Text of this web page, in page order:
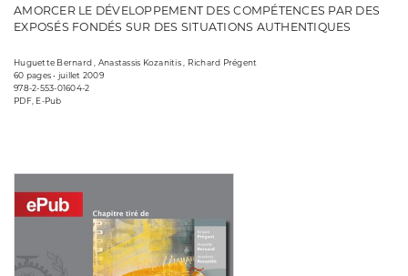
AMORCER LE DÉVELOPPEMENT DES COMPÉTENCES PAR DES
EXPOSÉS FONDÉS SUR DES SITUATIONS AUTHENTIQUES
Huguette Bernard , Anastassis Kozanitis , Richard Prégent
60 pages • juillet 2009
978-2-553-01604-2
PDF, E-Pub